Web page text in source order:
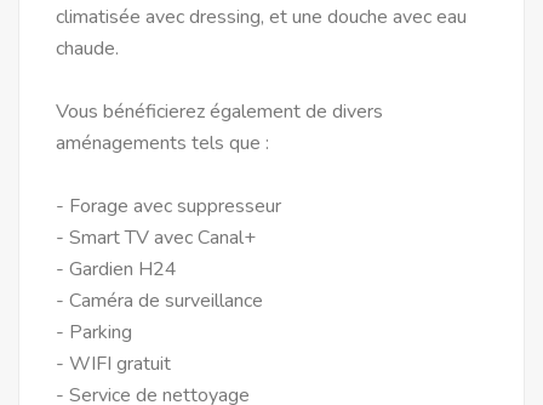
climatisée avec dressing, et une douche avec eau
chaude.
Vous bénéficierez également de divers
aménagements tels que :
- Forage avec suppresseur
- Smart TV avec Canal+
- Gardien H24
- Caméra de surveillance
- Parking
- WIFI gratuit
- Service de nettoyage